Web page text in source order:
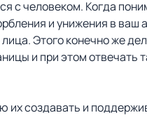
человеком. Когда
и унижения в
Этого конечно же
и при этом
их создавать и